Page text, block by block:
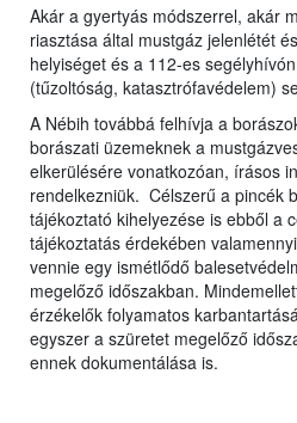
Akár a gyertyás módszerrel, akár
riasztása által mustgáz jelenlétét
helyiséget és a 112-es
(tűzoltóság, katasztrófavédelem)
A Nébih továbbá felhívja a
borászati üzemeknek a
elkerülésére vonatkozóan, írásos
rendelkezniük. Célszerű a pincék
tájékoztató kihelyezése is ebből a
tájékoztatás érdekében
vennie egy ismétlődő
megelőző időszakban.
érzékelők folyamatos
egyszer a szüretet megelőző
ennek dokumentálása is.